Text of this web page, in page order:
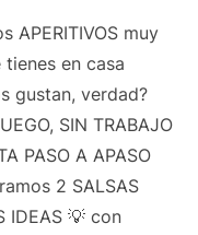
APERITIVOS muy
tienes en casa
gustan, verdad?
SIN TRABAJO
PASO A APASO
2 SALSAS
IDEAS 💡 con